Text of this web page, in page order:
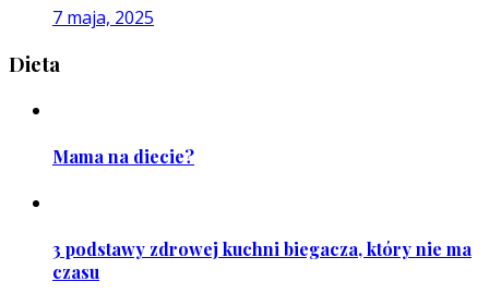
7 maja, 2025
Dieta
Mama na diecie?
3 podstawy zdrowej kuchni biegacza, który nie ma
czasu